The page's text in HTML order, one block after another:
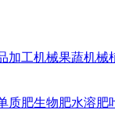
加工机械果蔬机械
质肥生物肥水溶肥